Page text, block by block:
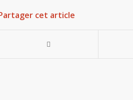
cet article